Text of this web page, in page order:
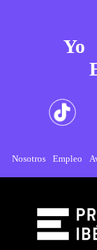
Yo
Nosotros Empleo